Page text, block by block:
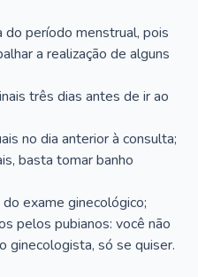
período menstrual, pois
a realização de alguns
três dias antes de ir ao
no dia anterior à consulta;
basta tomar banho
exame ginecológico;
pelos pubianos: você não
ginecologista, só se quiser.